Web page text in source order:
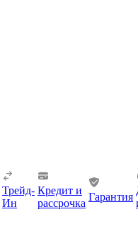
Трейд-
Ин
Кредит и
рассрочка
Гарантия